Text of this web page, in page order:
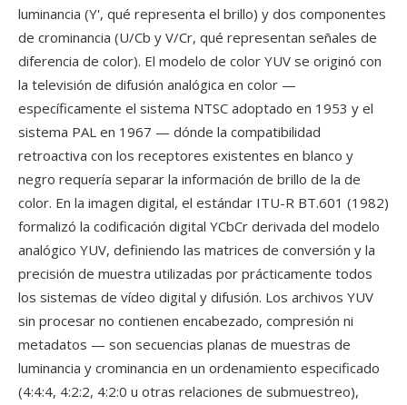
luminancia (Y', qué representa el brillo) y dos componentes
de crominancia (U/Cb y V/Cr, qué representan señales de
diferencia de color). El modelo de color YUV se originó con
la televisión de difusión analógica en color —
específicamente el sistema NTSC adoptado en 1953 y el
sistema PAL en 1967 — dónde la compatibilidad
retroactiva con los receptores existentes en blanco y
negro requería separar la información de brillo de la de
color. En la imagen digital, el estándar ITU-R BT.601 (1982)
formalizó la codificación digital YCbCr derivada del modelo
analógico YUV, definiendo las matrices de conversión y la
precisión de muestra utilizadas por prácticamente todos
los sistemas de vídeo digital y difusión. Los archivos YUV
sin procesar no contienen encabezado, compresión ni
metadatos — son secuencias planas de muestras de
luminancia y crominancia en un ordenamiento especificado
(4:4:4, 4:2:2, 4:2:0 u otras relaciones de submuestreo),